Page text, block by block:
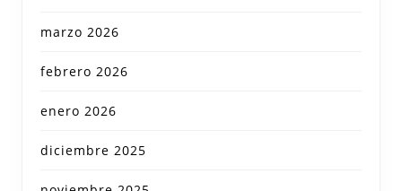
marzo 2026
febrero 2026
enero 2026
diciembre 2025